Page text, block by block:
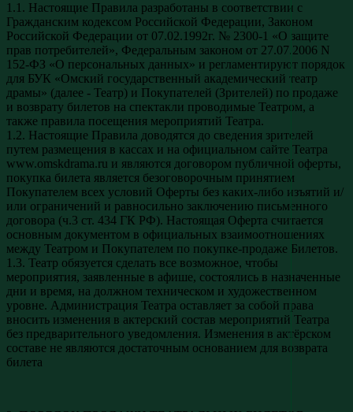
1.1. Настоящие Правила разработаны в соответствии с
Гражданским кодексом Российской Федерации, Законом
Российской Федерации от 07.02.1992г. № 2300-1 «О защите
прав потребителей», Федеральным законом от 27.07.2006 N
152-ФЗ «О персональных данных» и регламентируют порядок
для БУК «Омский государственный академический театр
драмы» (далее - Театр) и Покупателей (Зрителей) по продаже
и возврату билетов на спектакли проводимые Театром, а
также правила посещения мероприятий Театра.
1.2. Настоящие Правила доводятся до сведения зрителей
путем размещения в кассах и на официальном сайте Театра
www.omskdrama.ru и являются договором публичной оферты,
покупка билета является безоговорочным принятием
Покупателем всех условий Оферты без каких-либо изъятий и/
или ограничений и равносильно заключению письменного
договора (ч.3 ст. 434 ГК РФ). Настоящая Оферта считается
основным документом в официальных взаимоотношениях
между Театром и Покупателем по покупке-продаже Билетов.
1.3. Театр обязуется сделать все возможное, чтобы
мероприятия, заявленные в афише, состоялись в назначенные
дни и время, на должном техническом и художественном
уровне. Администрация Театра оставляет за собой права
вносить изменения в актерский состав мероприятий Театра
без предварительного уведомления. Изменения в актёрском
составе не являются достаточным основанием для возврата
билета